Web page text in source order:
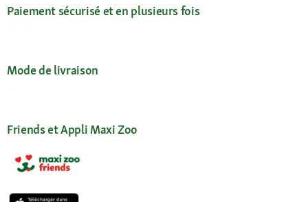
Paiement sécurisé et en plusieurs fois
Mode de livraison
Friends et Appli Maxi Zoo